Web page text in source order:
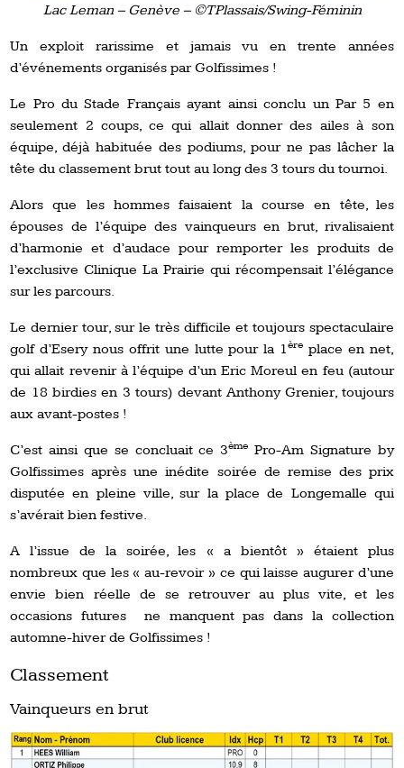
Lac Leman – Genève – ©TPlassais/Swing-Féminin
Un exploit rarissime et jamais vu en trente années
d’événements organisés par Golfissimes !
Le Pro du Stade Français ayant ainsi conclu un Par 5 en
seulement 2 coups, ce qui allait donner des ailes à son
équipe, déjà habituée des podiums, pour ne pas lâcher la
tête du classement brut tout au long des 3 tours du tournoi.
Alors que les hommes faisaient la course en tête, les
épouses de l’équipe des vainqueurs en brut, rivalisaient
d’harmonie et d’audace pour remporter les produits de
l’exclusive Clinique La Prairie qui récompensait l’élégance
sur les parcours.
Le dernier tour, sur le très difficile et toujours spectaculaire
golf d’Esery nous offrit une lutte pour la 1ère place en net,
qui allait revenir à l’équipe d’un Eric Moreul en feu (autour
de 18 birdies en 3 tours) devant Anthony Grenier, toujours
aux avant-postes !
C’est ainsi que se concluait ce 3ème Pro-Am Signature by
Golfissimes après une inédite soirée de remise des prix
disputée en pleine ville, sur la place de Longemalle qui
s’avérait bien festive.
A l’issue de la soirée, les « a bientôt » étaient plus
nombreux que les « au-revoir » ce qui laisse augurer d’une
envie bien réelle de se retrouver au plus vite, et les
occasions futures ne manquent pas dans la collection
automne-hiver de Golfissimes !
Classement
Vainqueurs en brut